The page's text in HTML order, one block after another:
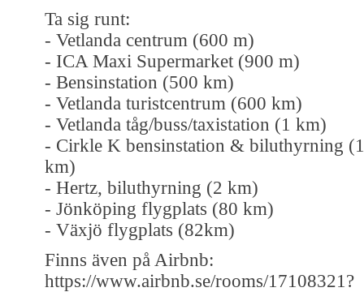
Ta sig runt:
- Vetlanda centrum (600 m)
- ICA Maxi Supermarket (900 m)
- Bensinstation (500 km)
- Vetlanda turistcentrum (600 km)
- Vetlanda tåg/buss/taxistation (1 km)
- Cirkle K bensinstation & biluthyrning (1
km)
- Hertz, biluthyrning (2 km)
- Jönköping flygplats (80 km)
- Växjö flygplats (82km)
Finns även på Airbnb:
https://www.airbnb.se/rooms/17108321?